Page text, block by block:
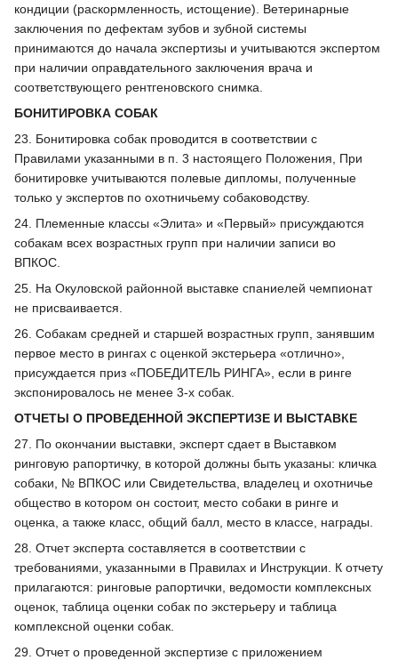
кондиции (раскормленность, истощение). Ветеринарные
заключения по дефектам зубов и зубной системы
принимаются до начала экспертизы и учитываются экспертом
при наличии оправдательного заключения врача и
соответствующего рентгеновского снимка.
БОНИТИРОВКА СОБАК
23. Бонитировка собак проводится в соответствии с
Правилами указанными в п. 3 настоящего Положения, При
бонитировке учитываются полевые дипломы, полученные
только у экспертов по охотничьему собаководству.
24. Племенные классы «Элита» и «Первый» присуждаются
собакам всех возрастных групп при наличии записи во
ВПКОС.
25. На Окуловской районной выставке спаниелей чемпионат
не присваивается.
26. Собакам средней и старшей возрастных групп, занявшим
первое место в рингах с оценкой экстерьера «отлично»,
присуждается приз «ПОБЕДИТЕЛЬ РИНГА», если в ринге
экспонировалось не менее 3-х собак.
ОТЧЕТЫ О ПРОВЕДЕННОЙ ЭКСПЕРТИЗЕ И ВЫСТАВКЕ
27. По окончании выставки, эксперт сдает в Выставком
ринговую рапортичку, в которой должны быть указаны: кличка
собаки, № ВПКОС или Свидетельства, владелец и охотничье
общество в котором он состоит, место собаки в ринге и
оценка, а также класс, общий балл, место в классе, награды.
28. Отчет эксперта составляется в соответствии с
требованиями, указанными в Правилах и Инструкции. К отчету
прилагаются: ринговые рапортички, ведомости комплексных
оценок, таблица оценки собак по экстерьеру и таблица
комплексной оценки собак.
29. Отчет о проведенной экспертизе с приложением